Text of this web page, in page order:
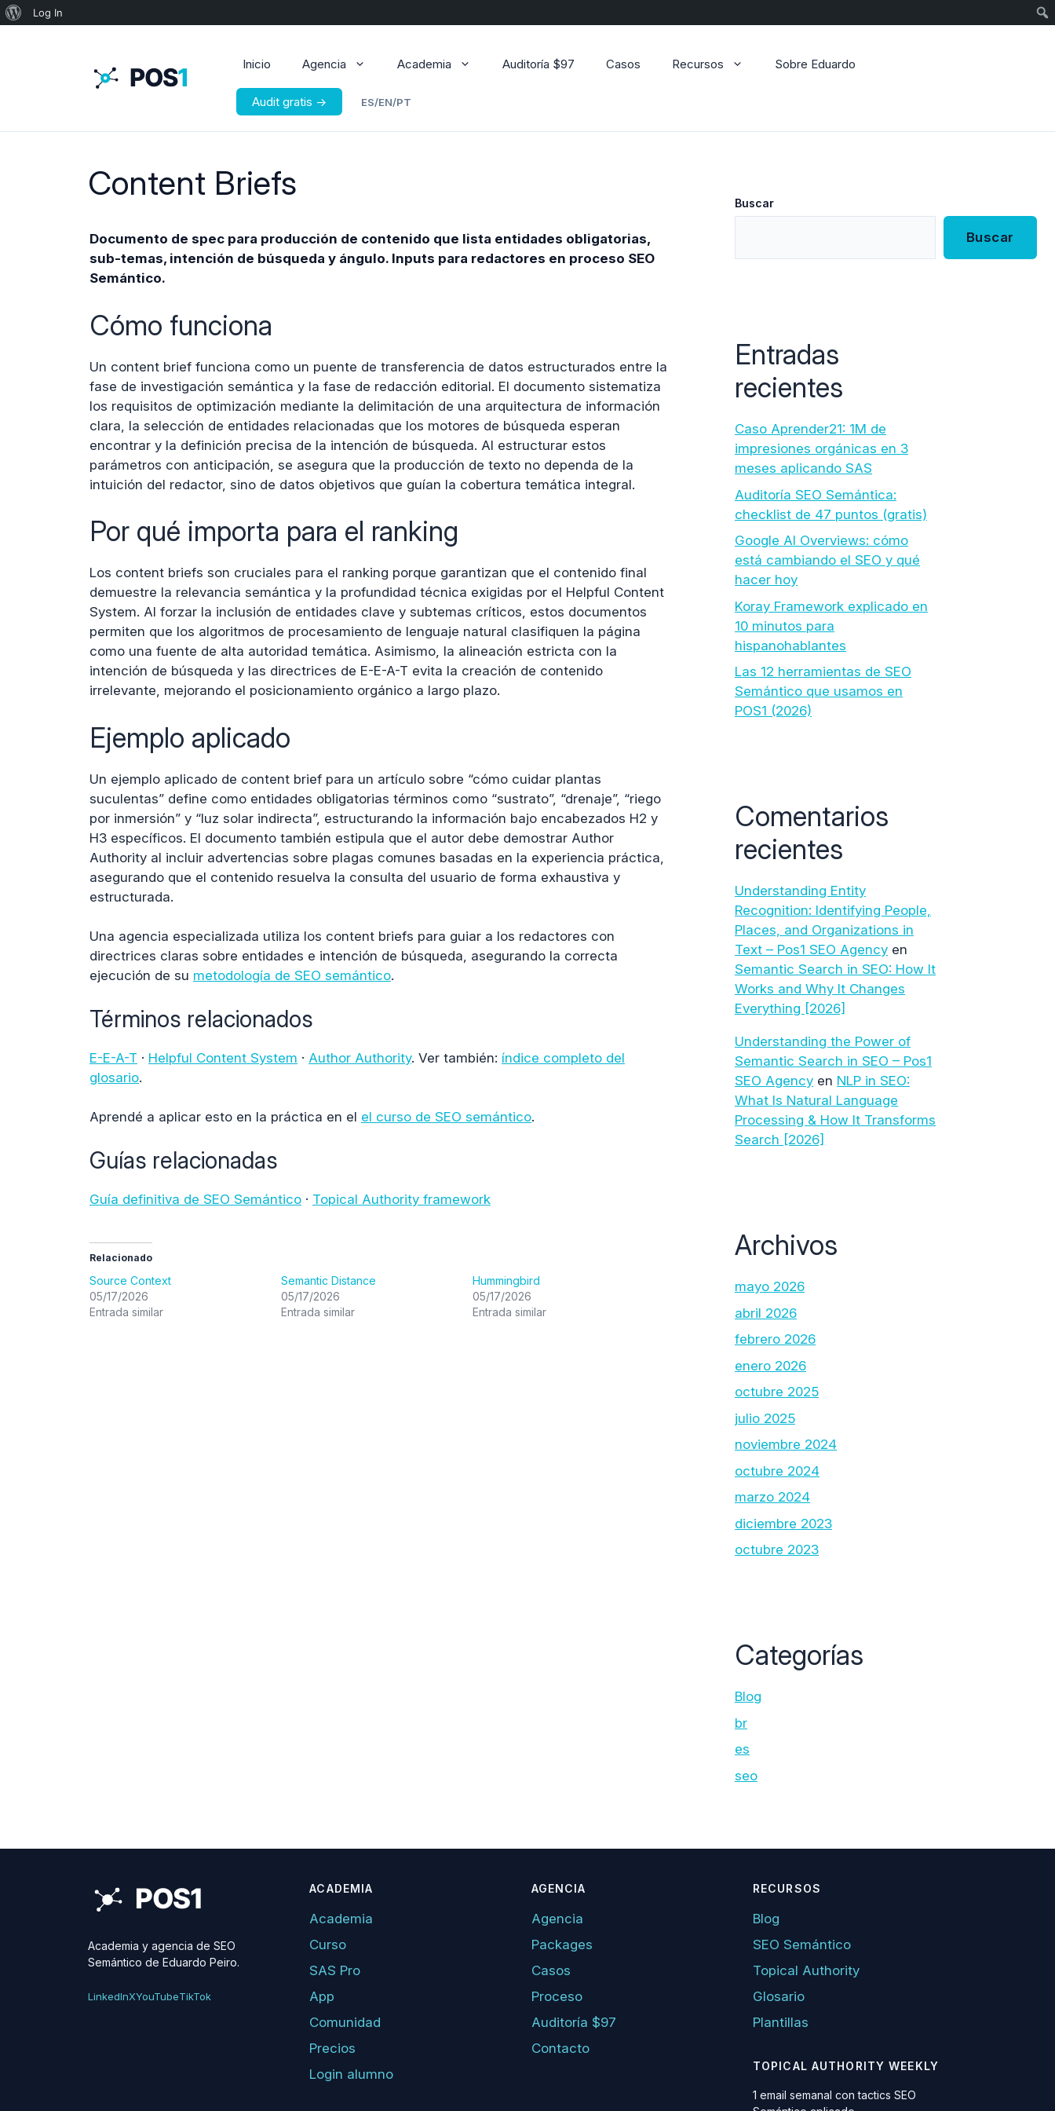
Acerca
Log In
Inicio Agencia Academia Auditoría $97 Casos Recursos Sobre Eduardo
Audit gratis → ES/EN/PT
Content Briefs
Documento de spec para producción de contenido que lista entidades obligatorias,
sub-temas, intención de búsqueda y ángulo. Inputs para redactores en proceso SEO
Semántico.
Cómo funciona
Un content brief funciona como un puente de transferencia de datos estructurados entre la
fase de investigación semántica y la fase de redacción editorial. El documento sistematiza
los requisitos de optimización mediante la delimitación de una arquitectura de información
clara, la selección de entidades relacionadas que los motores de búsqueda esperan
encontrar y la definición precisa de la intención de búsqueda. Al estructurar estos
parámetros con anticipación, se asegura que la producción de texto no dependa de la
intuición del redactor, sino de datos objetivos que guían la cobertura temática integral.
Por qué importa para el ranking
Los content briefs son cruciales para el ranking porque garantizan que el contenido final
demuestre la relevancia semántica y la profundidad técnica exigidas por el Helpful Content
System. Al forzar la inclusión de entidades clave y subtemas críticos, estos documentos
permiten que los algoritmos de procesamiento de lenguaje natural clasifiquen la página
como una fuente de alta autoridad temática. Asimismo, la alineación estricta con la
intención de búsqueda y las directrices de E-E-A-T evita la creación de contenido
irrelevante, mejorando el posicionamiento orgánico a largo plazo.
Ejemplo aplicado
Un ejemplo aplicado de content brief para un artículo sobre “cómo cuidar plantas
suculentas” define como entidades obligatorias términos como “sustrato”, “drenaje”, “riego
por inmersión” y “luz solar indirecta”, estructurando la información bajo encabezados H2 y
H3 específicos. El documento también estipula que el autor debe demostrar Author
Authority al incluir advertencias sobre plagas comunes basadas en la experiencia práctica,
asegurando que el contenido resuelva la consulta del usuario de forma exhaustiva y
estructurada.
Una agencia especializada utiliza los content briefs para guiar a los redactores con
directrices claras sobre entidades e intención de búsqueda, asegurando la correcta
ejecución de su metodología de SEO semántico.
Términos relacionados
E-E-A-T · Helpful Content System · Author Authority. Ver también: índice completo del
glosario.
Aprendé a aplicar esto en la práctica en el el curso de SEO semántico.
Guías relacionadas
Guía definitiva de SEO Semántico · Topical Authority framework
Relacionado
Source Context
05/17/2026
Entrada similar
Semantic Distance
05/17/2026
Entrada similar
Hummingbird
05/17/2026
Entrada similar
Buscar
Buscar
Entradas
recientes
Caso Aprender21: 1M de
impresiones orgánicas en 3
meses aplicando SAS
Auditoría SEO Semántica:
checklist de 47 puntos (gratis)
Google AI Overviews: cómo
está cambiando el SEO y qué
hacer hoy
Koray Framework explicado en
10 minutos para
hispanohablantes
Las 12 herramientas de SEO
Semántico que usamos en
POS1 (2026)
Comentarios
recientes
Understanding Entity
Recognition: Identifying People,
Places, and Organizations in
Text – Pos1 SEO Agency en
Semantic Search in SEO: How It
Works and Why It Changes
Everything [2026]
Understanding the Power of
Semantic Search in SEO – Pos1
SEO Agency en NLP in SEO:
What Is Natural Language
Processing & How It Transforms
Search [2026]
Archivos
mayo 2026
abril 2026
febrero 2026
enero 2026
octubre 2025
julio 2025
noviembre 2024
octubre 2024
marzo 2024
diciembre 2023
octubre 2023
Categorías
Blog
br
es
seo
Academia y agencia de SEO
Semántico de Eduardo Peiro.
LinkedInXYouTubeTikTok
ACADEMIA
Academia
Curso
SAS Pro
App
Comunidad
Precios
Login alumno
AGENCIA
Agencia
Packages
Casos
Proceso
Auditoría $97
Contacto
RECURSOS
Blog
SEO Semántico
Topical Authority
Glosario
Plantillas
TOPICAL AUTHORITY WEEKLY
1 email semanal con tactics SEO